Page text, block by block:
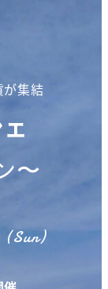
集結
〜
(Sun)